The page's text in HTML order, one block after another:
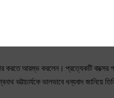
তা হলে অত্যন্ত কৃতজ্ঞ বোধ করব। আমি
দিই না।
করতে আরম্ভ করলেন। প্রত্যেকটি বাক্সের
ভট্টাচার্যকে ভালভাবে ধন্যবাদ জানিয়ে